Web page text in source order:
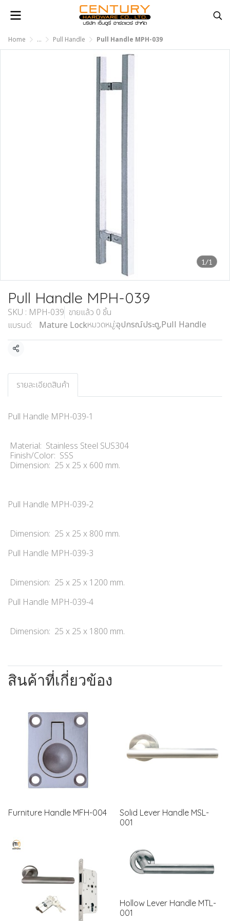
Home ... Pull Handle Pull Handle MPH-039
1/1
Pull Handle MPH-039
SKU : MPH-039 ขายแล้ว 0 ชิ้น
แบรนด์:
Mature Lockหมวดหมู่:อุปกรณ์ประตู,Pull Handle
แชร์
รายละเอียดสินค้า
Pull Handle MPH-039-1
Material: Stainless Steel SUS304
Finish/Color: SSS
Dimension: 25 x 25 x 600 mm.
Pull Handle MPH-039-2
Dimension: 25 x 25 x 800 mm.
Pull Handle MPH-039-3
Dimension: 25 x 25 x 1200 mm.
Pull Handle MPH-039-4
Dimension: 25 x 25 x 1800 mm.
สินค้าที่เกี่ยวข้อง
Furniture Handle MFH-004
Solid Lever Handle MSL-
001
Hollow Lever Handle MTL-
001